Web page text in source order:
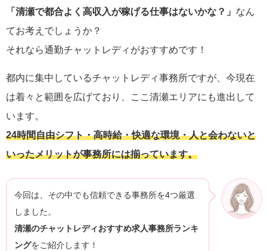
「清瀬で都合よく高収入が稼げる仕事はないかな？」 なん
てお考えでしょうか？
それなら通勤チャットレディがおすすめです！
都内に集中しているチャットレディ事務所ですが、今現在
は着々と範囲を広げており、ここ清瀬エリアにも進出して
います。
24時間自由シフト・高時給・快適な環境・人と会わないと
いったメリットが事務所には揃っています。
今回は、その中でも信頼できる事務所を4つ厳選
しました。
清瀬のチャットレディおすすめ求人事務所ランキ
ングをご紹介します！